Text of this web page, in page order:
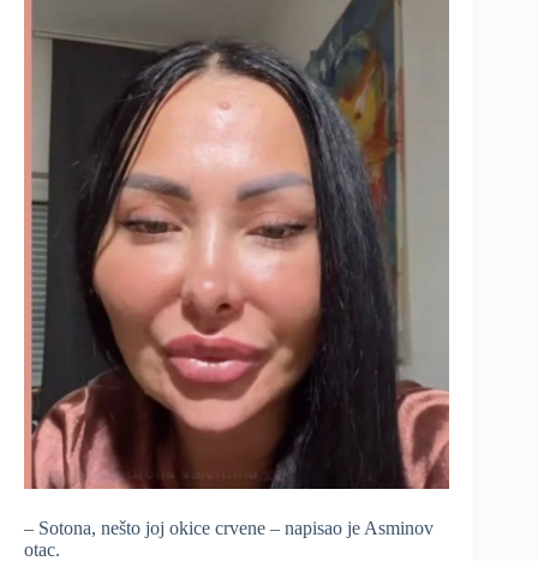
– Sotona, nešto joj okice crvene – napisao je Asminov
otac.